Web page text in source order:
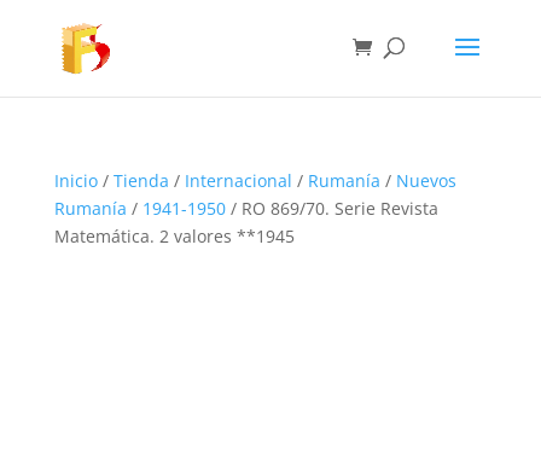
Inicio/ Tienda / Internacional / Rumanía / Nuevos
Rumanía / 1941-1950/ RO 869/70. Serie Revista
Matemática. 2 valores **1945